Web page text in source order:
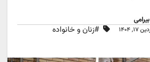
۱۴۰۴ #زنان و خانواده